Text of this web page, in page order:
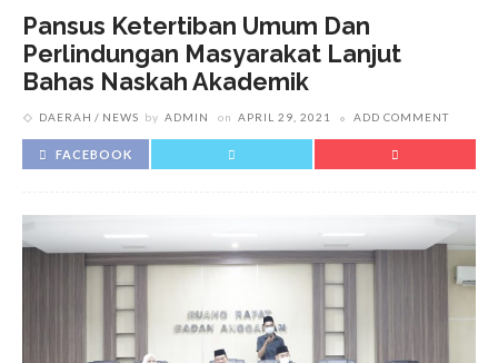
Pansus Ketertiban Umum Dan
Perlindungan Masyarakat Lanjut
Bahas Naskah Akademik
DAERAH NEWS by ADMIN on APRIL 29, 2021 ADD COMMENT
FACEBOOK